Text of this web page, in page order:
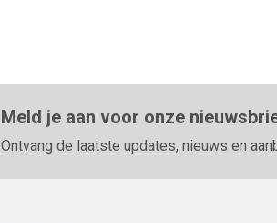
Meld je aan voor onze
Ontvang de laatste updates, nieuws en